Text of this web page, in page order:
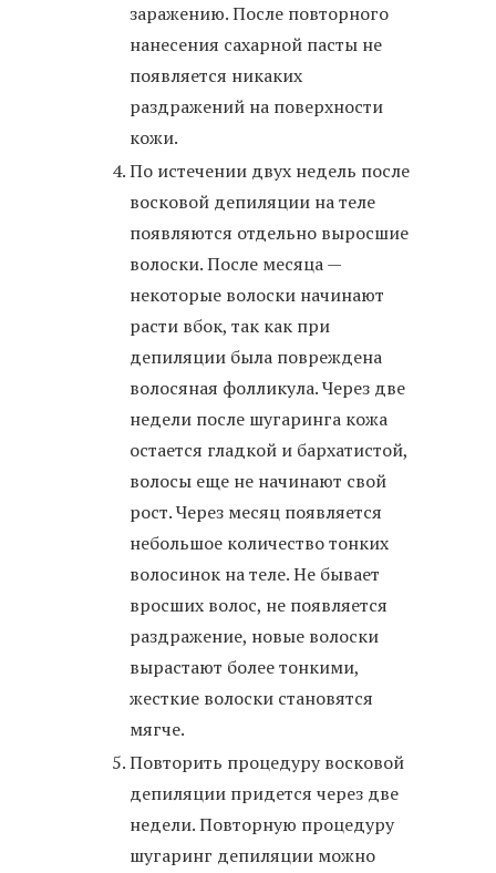
заражению. После повторного
нанесения сахарной пасты не
появляется никаких
раздражений на поверхности
кожи.
По истечении двух недель после
восковой депиляции на теле
появляются отдельно выросшие
волоски. После месяца —
некоторые волоски начинают
расти вбок, так как при
депиляции была повреждена
волосяная фолликула. Через две
недели после шугаринга кожа
остается гладкой и бархатистой,
волосы еще не начинают свой
рост. Через месяц появляется
небольшое количество тонких
волосинок на теле. Не бывает
вросших волос, не появляется
раздражение, новые волоски
вырастают более тонкими,
жесткие волоски становятся
мягче.
Повторить процедуру восковой
депиляции придется через две
недели. Повторную процедуру
шугаринг депиляции можно